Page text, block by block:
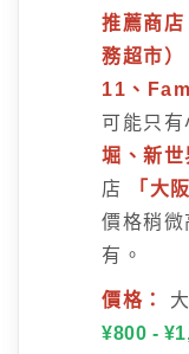
推薦商店
務超市）
11、
可能只有
堀、新世
店
「大
價格稍
有。
價格：
¥800 -